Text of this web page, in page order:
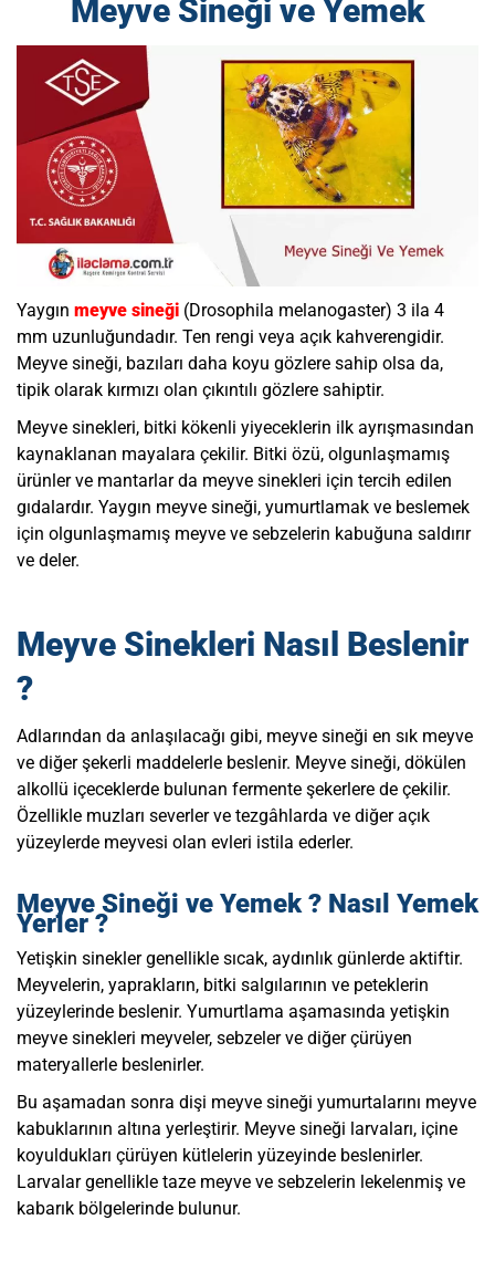
Meyve Sineği ve Yemek
Yaygın meyve sineği (Drosophila melanogaster) 3 ila 4
mm uzunluğundadır. Ten rengi veya açık kahverengidir.
Meyve sineği, bazıları daha koyu gözlere sahip olsa da,
tipik olarak kırmızı olan çıkıntılı gözlere sahiptir.
Meyve sinekleri, bitki kökenli yiyeceklerin ilk ayrışmasından
kaynaklanan mayalara çekilir. Bitki özü, olgunlaşmamış
ürünler ve mantarlar da meyve sinekleri için tercih edilen
gıdalardır. Yaygın meyve sineği, yumurtlamak ve beslemek
için olgunlaşmamış meyve ve sebzelerin kabuğuna saldırır
ve deler.
Meyve Sinekleri Nasıl Beslenir
?
Adlarından da anlaşılacağı gibi, meyve sineği en sık meyve
ve diğer şekerli maddelerle beslenir. Meyve sineği, dökülen
alkollü içeceklerde bulunan fermente şekerlere de çekilir.
Özellikle muzları severler ve tezgâhlarda ve diğer açık
yüzeylerde meyvesi olan evleri istila ederler.
Meyve Sineği ve Yemek ? Nasıl Yemek
Yerler ?
Yetişkin sinekler genellikle sıcak, aydınlık günlerde aktiftir.
Meyvelerin, yaprakların, bitki salgılarının ve peteklerin
yüzeylerinde beslenir. Yumurtlama aşamasında yetişkin
meyve sinekleri meyveler, sebzeler ve diğer çürüyen
materyallerle beslenirler.
Bu aşamadan sonra dişi meyve sineği yumurtalarını meyve
kabuklarının altına yerleştirir. Meyve sineği larvaları, içine
koyuldukları çürüyen kütlelerin yüzeyinde beslenirler.
Larvalar genellikle taze meyve ve sebzelerin lekelenmiş ve
kabarık bölgelerinde bulunur.